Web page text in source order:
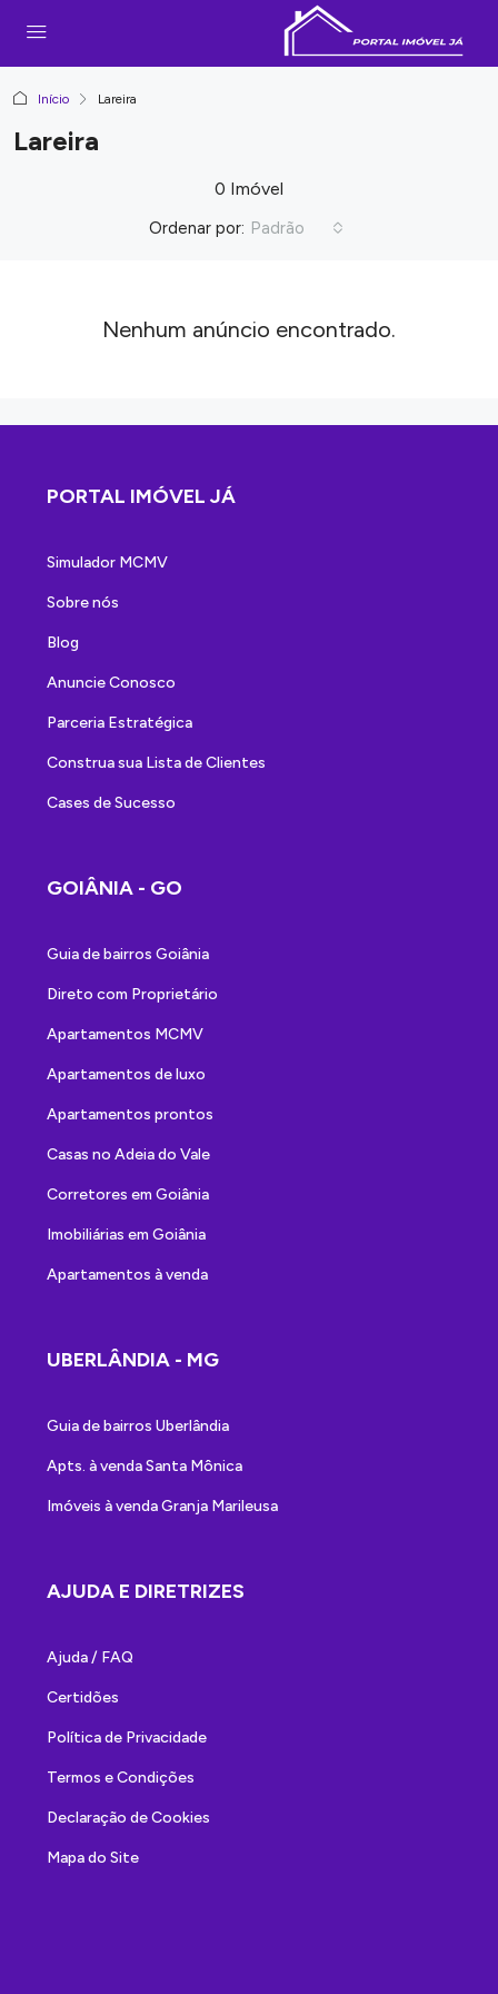
Início Lareira
Lareira
0 Imóvel
Ordenar por: Padrão
Nenhum anúncio encontrado.
PORTAL IMÓVEL JÁ
Simulador MCMV
Sobre nós
Blog
Anuncie Conosco
Parceria Estratégica
Construa sua Lista de Clientes
Cases de Sucesso
GOIÂNIA - GO
Guia de bairros Goiânia
Direto com Proprietário
Apartamentos MCMV
Apartamentos de luxo
Apartamentos prontos
Casas no Adeia do Vale
Corretores em Goiânia
Imobiliárias em Goiânia
Apartamentos à venda
UBERLÂNDIA - MG
Guia de bairros Uberlândia
Apts. à venda Santa Mônica
Imóveis à venda Granja Marileusa
AJUDA E DIRETRIZES
Ajuda / FAQ
Certidões
Política de Privacidade
Termos e Condições
Declaração de Cookies
Mapa do Site